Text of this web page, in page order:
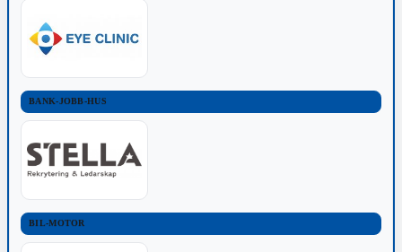
BANK-JOBB-HUS
BIL-MOTOR